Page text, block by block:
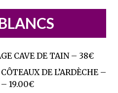
CAVE DE TAIN – 38€
DE L’ARDÈCHE –
19.00€